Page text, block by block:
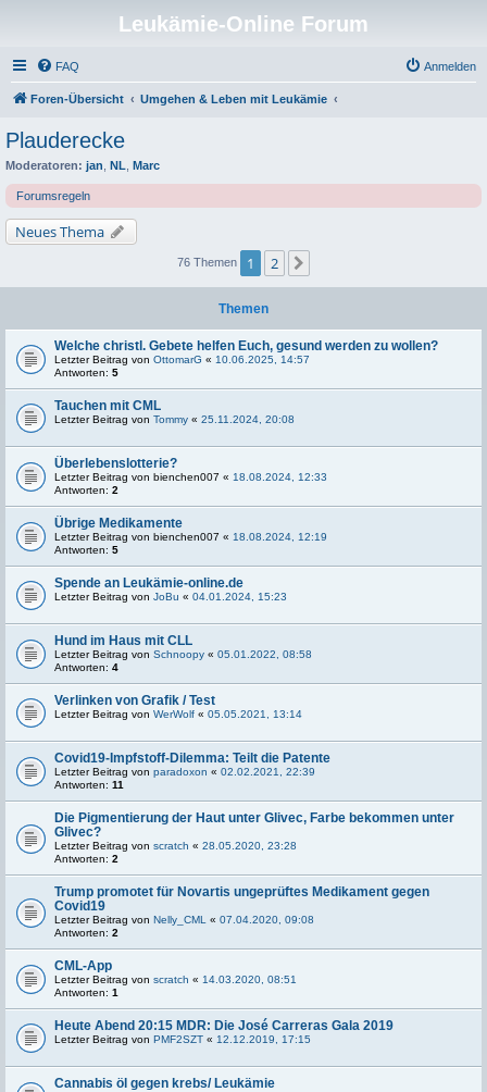
Leukämie-Online Forum
FAQ Anmelden
Foren-Übersicht Umgehen & Leben mit Leukämie
Plauderecke
Moderatoren: jan NL Marc
Forumsregeln
Neues Thema
76 Themen 1 2
Themen
Welche christl. Gebete helfen Euch, gesund werden zu wollen?
Letzter Beitrag von OttomarG « 10.06.2025, 14:57
Antworten: 5
Tauchen mit CML
Letzter Beitrag von Tommy « 25.11.2024, 20:08
Überlebenslotterie?
Letzter Beitrag von bienchen007 « 18.08.2024, 12:33
Antworten: 2
Übrige Medikamente
Letzter Beitrag von bienchen007 « 18.08.2024, 12:19
Antworten: 5
Spende an Leukämie-online.de
Letzter Beitrag von JoBu « 04.01.2024, 15:23
Hund im Haus mit CLL
Letzter Beitrag von Schnoopy « 05.01.2022, 08:58
Antworten: 4
Verlinken von Grafik / Test
Letzter Beitrag von WerWolf « 05.05.2021, 13:14
Covid19-Impfstoff-Dilemma: Teilt die Patente
Letzter Beitrag von paradoxon « 02.02.2021, 22:39
Antworten: 11
Die Pigmentierung der Haut unter Glivec, Farbe bekommen unter
Glivec?
Letzter Beitrag von scratch « 28.05.2020, 23:28
Antworten: 2
Trump promotet für Novartis ungeprüftes Medikament gegen
Covid19
Letzter Beitrag von Nelly_CML « 07.04.2020, 09:08
Antworten: 2
CML-App
Letzter Beitrag von scratch « 14.03.2020, 08:51
Antworten: 1
Heute Abend 20:15 MDR: Die José Carreras Gala 2019
Letzter Beitrag von PMF2SZT « 12.12.2019, 17:15
Cannabis öl gegen krebs/ Leukämie